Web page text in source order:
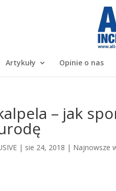
Artykuły Opinie o nas
– jak
| sie 24, 2018 | Najnowsze